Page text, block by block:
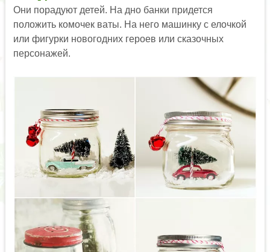
Они порадуют детей. На дно банки придется
положить комочек ваты. На него машинку с елочкой
или фигурки новогодних героев или сказочных
персонажей.